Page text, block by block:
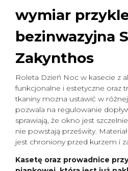
wymiar
bezinwazyjna
Zakynthos
Roleta Dzień Noc w kasecie z
funkcjonalne i estetyczne oraz
tkaniny mozna ustawić w
pozwala na regulowanie
sprawiają, że okno jest
nie powstają prześwity.
jest chroniony przed kurzem i
Kasetę oraz prowadnice